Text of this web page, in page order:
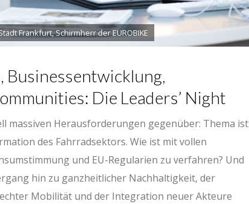
Frankfurt, Schirmherr der EUROBIKE
Die Leaders’ Night
massiven Herausforderungen gegenüber: Thema ist
des Fahrradsektors. Wie ist mit vollen
und EU-Regularien zu verfahren? Und
hin zu ganzheitlicher Nachhaltigkeit, der
Mobilität und der Integration neuer Akteure